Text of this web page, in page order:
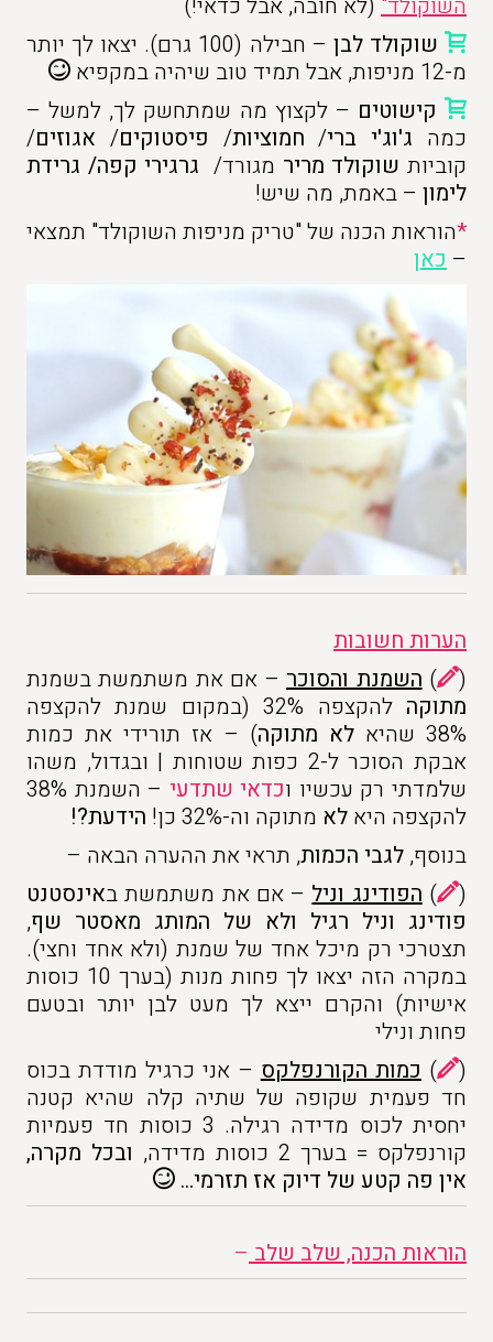
השוקולד" (לא חובה, אבל כדאי!)
שוקולד לבן
– חבילה (100 גרם). יצאו לך יותר
מ-12 מניפות, אבל תמיד טוב שיהיה במקפיא
קישוטים – לקצוץ מה שמתחשק לך, למשל –
כמה ג'וג'י ברי/ חמוציות/ פיסטוקים/ אגוזים/
קוביות שוקולד מריר מגורד/ גרגירי קפה/ גרידת
לימון – באמת, מה שיש!
*הוראות הכנה של "טריק מניפות השוקולד" תמצאי
– כאן
הערות חשובות
(
) השמנת והסוכר – אם את משתמשת בשמנת
מתוקה
להקצפה 32% (במקום שמנת להקצפה
38% שהיא
לא מתוקה) – אז תורידי את כמות
אבקת הסוכר ל-2 כפות שטוחות | ובגדול, משהו
שלמדתי רק עכשיו וכדאי שתדעי
– השמנת 38%
להקצפה היא לא מתוקה וה-32% כן!
הידעת?!
בנוסף, לגבי הכמות, תראי את ההערה הבאה –
(
) הפודינג וניל – אם את משתמשת באינסטנט
פודינג וניל רגיל ולא של המותג מאסטר שף,
תצטרכי רק מיכל אחד של שמנת (ולא אחד וחצי).
במקרה הזה יצאו לך פחות מנות (בערך 10 כוסות
אישיות) והקרם ייצא לך מעט לבן יותר ובטעם
פחות ונילי
(
) כמות הקורנפלקס – אני כרגיל מודדת בכוס
חד פעמית שקופה של שתיה קלה שהיא קטנה
יחסית לכוס מדידה רגילה. 3 כוסות חד פעמיות
קורנפלקס = בערך 2 כוסות מדידה,
ובכל מקרה,
אין פה קטע של דיוק אז תזרמי…
הוראות הכנה, שלב שלב –